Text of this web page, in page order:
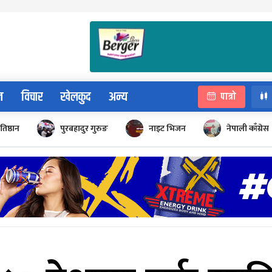
विचार खेलकुद अन्य पात्रो
पुरबहादुर गुरुङ नाइट भिजन नेपाली काँग्रेस